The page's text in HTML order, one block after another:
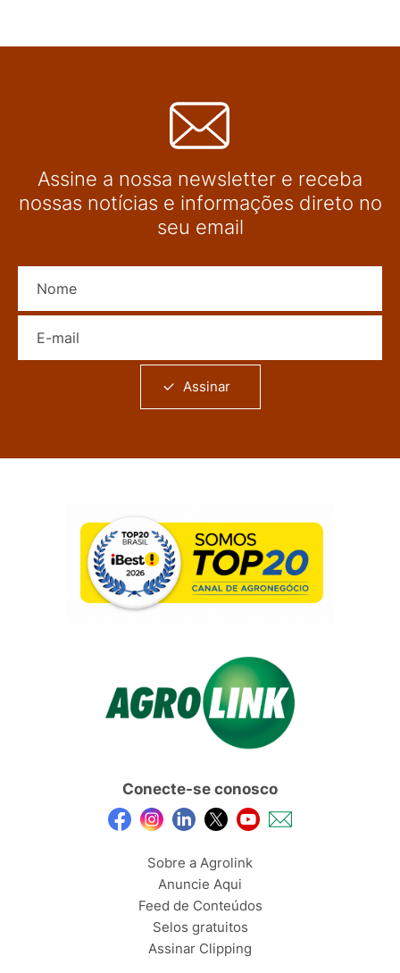
Assine a nossa newsletter e receba
nossas notícias e informações direto no
seu email
Assinar
Conecte-se conosco
Sobre a Agrolink
Anuncie Aqui
Feed de Conteúdos
Selos gratuitos
Assinar Clipping